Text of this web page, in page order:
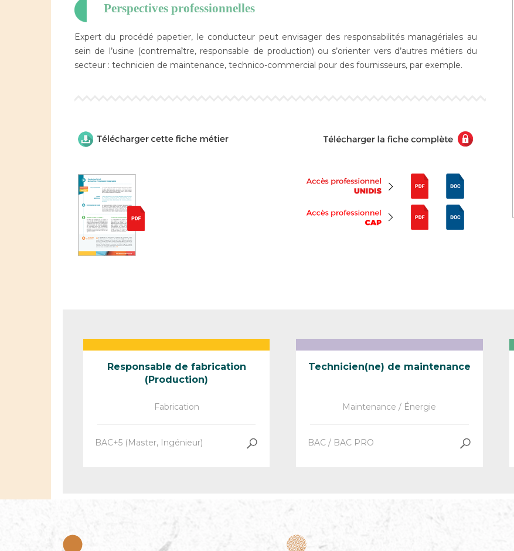
Perspectives professionnelles
Expert du procédé papetier, le conducteur peut envisager des responsabilités managériales au
sein de l’usine (contremaître, responsable de production) ou s’orienter vers d’autres métiers du
secteur : technicien de maintenance, technico-commercial pour des fournisseurs, par exemple.
Responsable de fabrication
(Production)
Fabrication
BAC+5 (Master, Ingénieur)
Technicien(ne) de maintenance
Maintenance / Énergie
BAC / BAC PRO